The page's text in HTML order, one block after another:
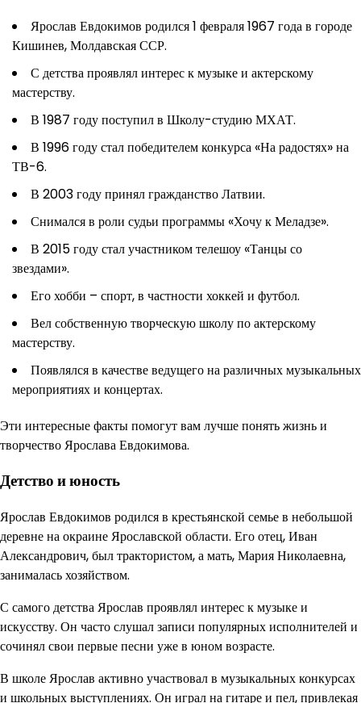
Ярослав Евдокимов родился 1 февраля 1967 года в городе
Кишинев, Молдавская ССР.
С детства проявлял интерес к музыке и актерскому
мастерству.
В 1987 году поступил в Школу-студию МХАТ.
В 1996 году стал победителем конкурса «На радостях» на
ТВ-6.
В 2003 году принял гражданство Латвии.
Снимался в роли судьи программы «Хочу к Меладзе».
В 2015 году стал участником телешоу «Танцы со
звездами».
Его хобби – спорт, в частности хоккей и футбол.
Вел собственную творческую школу по актерскому
мастерству.
Появлялся в качестве ведущего на различных музыкальных
мероприятиях и концертах.
Эти интересные факты помогут вам лучше понять жизнь и
творчество Ярослава Евдокимова.
Детство и юность
Ярослав Евдокимов родился в крестьянской семье в небольшой
деревне на окраине Ярославской области. Его отец, Иван
Александрович, был трактористом, а мать, Мария Николаевна,
занималась хозяйством.
С самого детства Ярослав проявлял интерес к музыке и
искусству. Он часто слушал записи популярных исполнителей и
сочинял свои первые песни уже в юном возрасте.
В школе Ярослав активно участвовал в музыкальных конкурсах
и школьных выступлениях. Он играл на гитаре и пел, привлекая